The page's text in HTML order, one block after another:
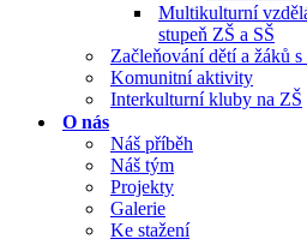
Multikulturní
stupeň ZŠ a SŠ
Začleňování dětí a žáků
Komunitní aktivity
Interkulturní kluby na ZŠ
O nás
Náš příběh
Náš tým
Projekty
Galerie
Ke stažení